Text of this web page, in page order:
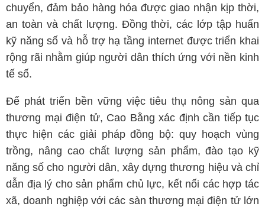
chuyển, đảm bảo hàng hóa được giao nhận kịp thời,
an toàn và chất lượng. Đồng thời, các lớp tập huấn
kỹ năng số và hỗ trợ hạ tầng internet được triển khai
rộng rãi nhằm giúp người dân thích ứng với nền kinh
tế số.
Để phát triển bền vững việc tiêu thụ nông sản qua
thương mại điện tử, Cao Bằng xác định cần tiếp tục
thực hiện các giải pháp đồng bộ: quy hoạch vùng
trồng, nâng cao chất lượng sản phẩm, đào tạo kỹ
năng số cho người dân, xây dựng thương hiệu và chỉ
dẫn địa lý cho sản phẩm chủ lực, kết nối các hợp tác
xã, doanh nghiệp với các sàn thương mại điện tử lớn